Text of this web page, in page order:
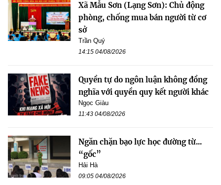
Xã Mẫu Sơn (Lạng Sơn): Chủ động
phòng, chống mua bán người từ cơ
sở
Trần Quý
14:15 04/08/2026
Quyền tự do ngôn luận không đồng
nghĩa với quyền quy kết người khác
Ngọc Giàu
11:43 04/08/2026
Ngăn chặn bạo lực học đường từ...
“gốc”
Hải Hà
09:05 04/08/2026